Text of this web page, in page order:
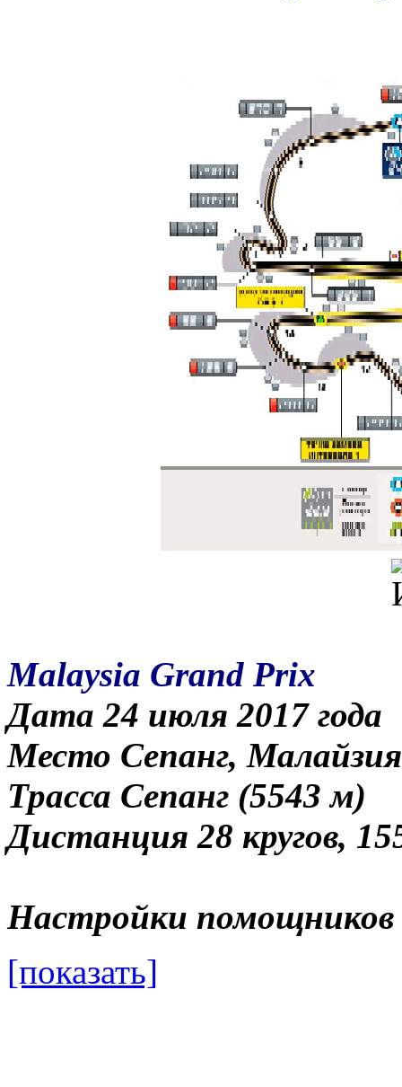
Malaysia Grand Prix
Дата 24 июля 2017 года
Место Сепанг, Малайзия
Трасса Сепанг (5543 м)
Дистанция 28 кругов,
Настройки помощников
[показать]